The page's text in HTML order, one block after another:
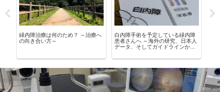
緑内障治療は何のため？ ～治療へ
の向き合い方～
白内障手術を予定している緑内障
患者さんへ ～海外の研究、日本人
データ、そしてガイドラインから